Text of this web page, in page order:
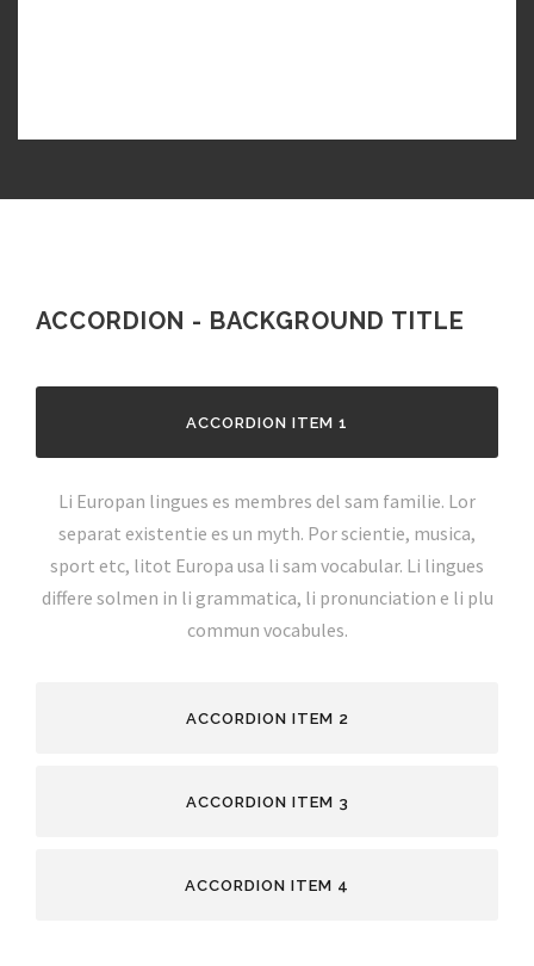
ACCORDION - BACKGROUND TITLE
ACCORDION ITEM 1
Li Europan lingues es membres del sam familie. Lor
separat existentie es un myth. Por scientie, musica,
sport etc, litot Europa usa li sam vocabular. Li lingues
differe solmen in li grammatica, li pronunciation e li plu
commun vocabules.
ACCORDION ITEM 2
ACCORDION ITEM 3
ACCORDION ITEM 4